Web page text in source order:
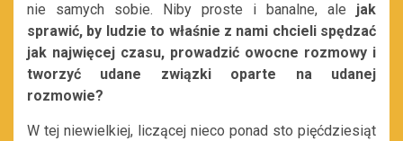
nie samych sobie. Niby proste i banalne, ale jak
sprawić, by ludzie to właśnie z nami chcieli spędzać
jak najwięcej czasu, prowadzić owocne rozmowy i
tworzyć udane związki oparte na udanej
rozmowie?
W tej niewielkiej, liczącej nieco ponad sto pięćdziesiąt